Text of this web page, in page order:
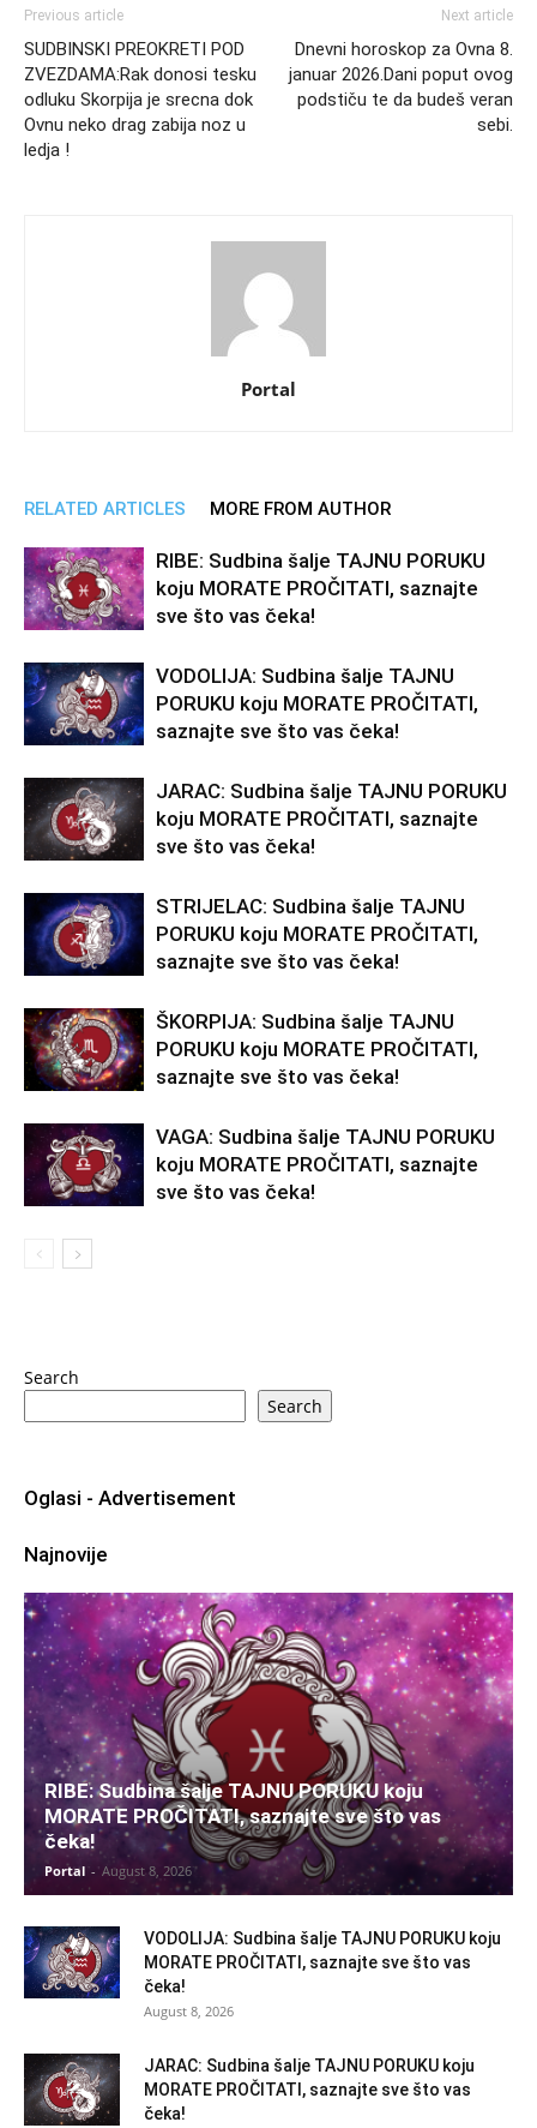
Previous article
SUDBINSKI PREOKRETI POD
ZVEZDAMA:Rak donosi tesku
odluku Skorpija je srecna dok
Ovnu neko drag zabija noz u
ledja !
Next article
Dnevni horoskop za Ovnа 8.
januar 2026.Dani poput ovog
podstiču te da budeš veran
sebi.
Portal
RELATED ARTICLES MORE FROM AUTHOR
RIBE: Sudbina šalje TAJNU PORUKU
koju MORATE PROČITATI, saznajte
sve što vas čeka!
VODOLIJA: Sudbina šalje TAJNU
PORUKU koju MORATE PROČITATI,
saznajte sve što vas čeka!
JARAC: Sudbina šalje TAJNU PORUKU
koju MORATE PROČITATI, saznajte
sve što vas čeka!
STRIJELAC: Sudbina šalje TAJNU
PORUKU koju MORATE PROČITATI,
saznajte sve što vas čeka!
ŠKORPIJA: Sudbina šalje TAJNU
PORUKU koju MORATE PROČITATI,
saznajte sve što vas čeka!
VAGA: Sudbina šalje TAJNU PORUKU
koju MORATE PROČITATI, saznajte
sve što vas čeka!
Search
Search
Oglasi - Advertisement
Najnovije
RIBE: Sudbina šalje TAJNU PORUKU koju
MORATE PROČITATI, saznajte sve što vas
čeka!
Portal - August 8, 2026
VODOLIJA: Sudbina šalje TAJNU PORUKU koju
MORATE PROČITATI, saznajte sve što vas
čeka!
August 8, 2026
JARAC: Sudbina šalje TAJNU PORUKU koju
MORATE PROČITATI, saznajte sve što vas
čeka!